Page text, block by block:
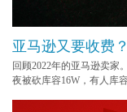
亚马逊又要收费
回顾2022年的亚马逊卖家
夜被砍库容16W，有人库